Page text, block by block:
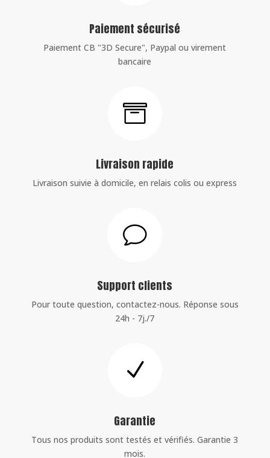
Paiement sécurisé
Paiement CB "3D Secure", Paypal ou virement
bancaire

Livraison rapide
Livraison suivie à domicile, en relais colis ou express
v
Support clients
Pour toute question, contactez-nous. Réponse sous
24h - 7j./7
N
Garantie
Tous nos produits sont testés et vérifiés. Garantie 3
mois.